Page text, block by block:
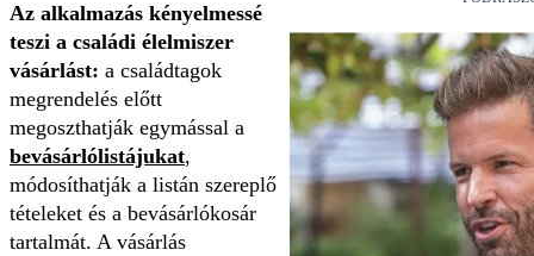
Az alkalmazás kényelmessé
teszi a családi élelmiszer
vásárlást: a családtagok
megrendelés előtt
megoszthatják egymással a
bevásárlólistájukat,
módosíthatják a listán szereplő
tételeket és a bevásárlókosár
tartalmát. A vásárlás